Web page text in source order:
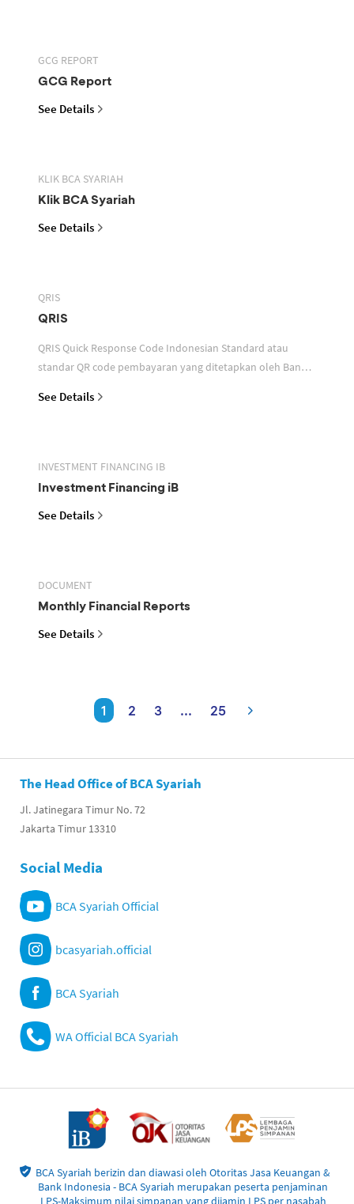
GCG REPORT
GCG Report
See Details
KLIK BCA SYARIAH
Klik BCA Syariah
See Details
QRIS
QRIS
QRIS Quick Response Code Indonesian Standard atau
standar QR code pembayaran yang ditetapkan oleh Bank
See Details
INVESTMENT FINANCING IB
Investment Financing iB
See Details
DOCUMENT
Monthly Financial Reports
See Details
1 2 3 ... 25
The Head Office of BCA Syariah
Jl. Jatinegara Timur No. 72
Jakarta Timur 13310
Social Media
BCA Syariah Official
bcasyariah.official
BCA Syariah
WA Official BCA Syariah
BCA Syariah berizin dan diawasi oleh Otoritas Jasa Keuangan &
Bank Indonesia - BCA Syariah merupakan peserta penjaminan
LPS-Maksimum nilai simpanan yang dijamin LPS per nasabah